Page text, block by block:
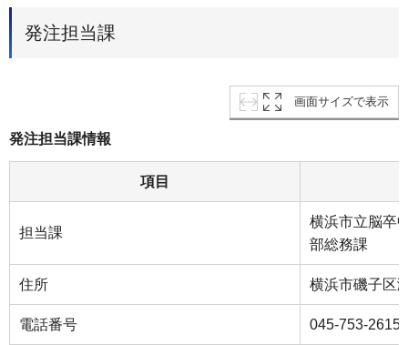
発注担当課
画面サイズで表示
発注担当課情報
項目
担当課
横浜市立脳卒
部総務課
住所 横浜市磯子区
電話番号 045-753-2615